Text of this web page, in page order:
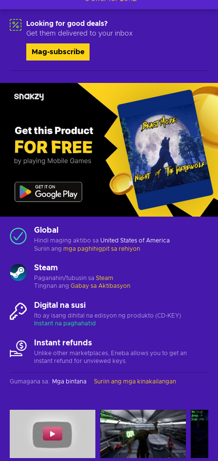
Looking for good deals?
Get them delivered to your inbox
Mag-subscribe
Global
Hindi maging aktibo sa United States of America
Suriin ang mga paghihigpit sa rehiyon
Steam
Paganahin/tubusin sa Steam
Tingnan ang Gabay sa Aktibasyon
Digital na susi
Ito ay isang dihital na edisyon ng produkto (CD-KEY)
Instant na paghahatid
Instant refunds
Unlike other marketplaces, Eneba allows you to get an
instant refund for unviewed keys.
Gumagana sa: Mga bintana Suriin ang mga kinakailangan